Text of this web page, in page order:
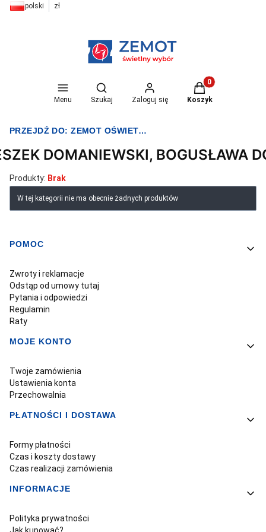
polski zł
Menu
Otwórz wyszukiwarkę
Szukaj Zaloguj się
Produkty w
Koszyk
PRZEJDŹ DO:ZEMOT OŚWIETLENIE I ELEKTRYKA
DOMANIEWSKI, BOGUSŁAWA
Produkty: Brak
Lista produktów
W tej kategorii nie ma obecnie żadnych produktów
Linki w stopce
POMOC
Zwroty i reklamacje
Odstąp od umowy tutaj
Pytania i odpowiedzi
Regulamin
Raty
MOJE KONTO
Twoje zamówienia
Ustawienia konta
Przechowalnia
PŁATNOŚCI I DOSTAWA
Formy płatności
Czas i koszty dostawy
Czas realizacji zamówienia
INFORMACJE
Polityka prywatności